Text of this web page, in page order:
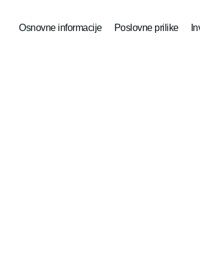
Osnovne informacije Poslovne prilike